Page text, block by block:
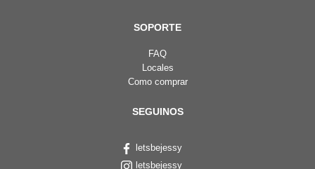
SOPORTE
FAQ
Locales
Como comprar
SEGUINOS
letsbejessy
letsbejessy